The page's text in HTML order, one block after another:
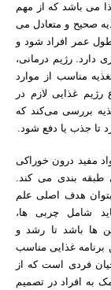
می باشد که از مهم
صحیح و متعادل می
عمر افراد شود و
دارد. رژیم‌ درمانی‌،
مناسب‌ از موارد
غذایی‌ لازم‌ در
بررسی‌ می‌کند که‌
تا جذب‌ یا دفع‌ شود.
مفید درون خوراکی
بندی می کند.
هدف اصلی علم
شامل چربی ها،
ها باشد تا رشد و
برنامه غذایی مناسب
فردی است که از
به افراد در تصمیم